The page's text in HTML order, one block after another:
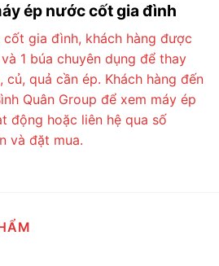
ép nước cốt gia đình
cốt gia đình, khách hàng được
1 búa chuyên dụng để thay
quả cần ép. Khách hàng đến
Quân Group để xem máy ép
động hoặc liên hệ qua số
và đặt mua.